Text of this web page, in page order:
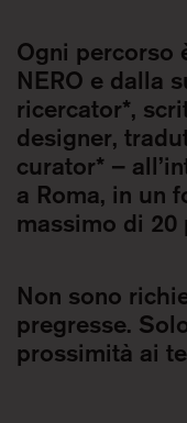
Ogni percorso
NERO e dalla
ricercator*,
designer,
curator* –
a Roma, in un
massimo di 20
Non sono
pregresse.
prossimità ai